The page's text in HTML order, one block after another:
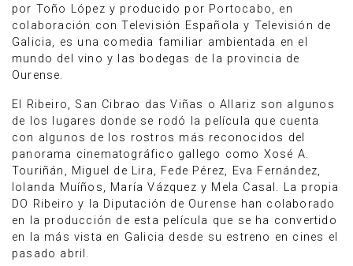
por Toño López y producido por Portocabo, en
colaboración con Televisión Española y Televisión de
Galicia, es una comedia familiar ambientada en el
mundo del vino y las bodegas de la provincia de
Ourense.
El Ribeiro, San Cibrao das Viñas o Allariz son algunos
de los lugares donde se rodó la película que cuenta
con algunos de los rostros más reconocidos del
panorama cinematográfico gallego como Xosé A.
Touriñán, Miguel de Lira, Fede Pérez, Eva Fernández,
Iolanda Muíños, María Vázquez y Mela Casal. La propia
DO Ribeiro y la Diputación de Ourense han colaborado
en la producción de esta película que se ha convertido
en la más vista en Galicia desde su estreno en cines el
pasado abril.